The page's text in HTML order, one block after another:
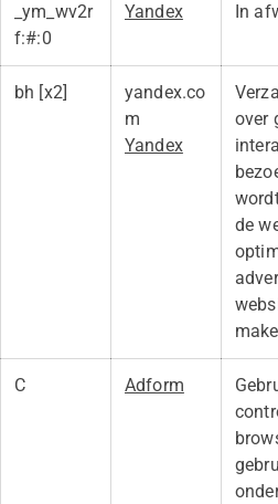
_ym_wv2r
f:#:0
Yandex In
bh [x2]
yandex.co
m
Yandex
over
de
C Adform